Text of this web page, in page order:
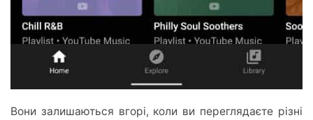
Вони залишаються вгорі, коли ви переглядаєте різні